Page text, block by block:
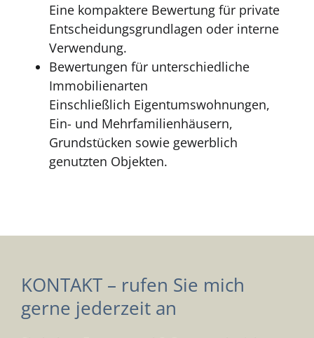
Eine kompaktere Bewertung für private
Entscheidungsgrundlagen oder interne
Verwendung.
Bewertungen für unterschiedliche
Immobilienarten
Einschließlich Eigentumswohnungen,
Ein- und Mehrfamilienhäusern,
Grundstücken sowie gewerblich
genutzten Objekten.
KONTAKT – rufen Sie mich
gerne jederzeit an